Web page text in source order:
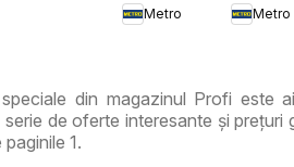
de Roșii
Metro
deMetro
din magazinul Profi este
de oferte interesante și prețuri
1.